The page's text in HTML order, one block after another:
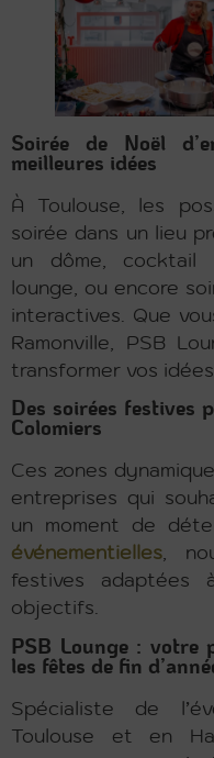
Soirée de Noël
meilleures idées
À Toulouse, les
soirée dans un lieu
un dôme, cocktail
lounge, ou encore
interactives. Que
Ramonville, PSB
transformer vos
Des soirées festives
Colomiers
Ces zones
entreprises qui
un moment de
événementielles ,
festives
objectifs.
PSB Lounge : votre
les fêtes de fin
Spécialiste de
Toulouse et en